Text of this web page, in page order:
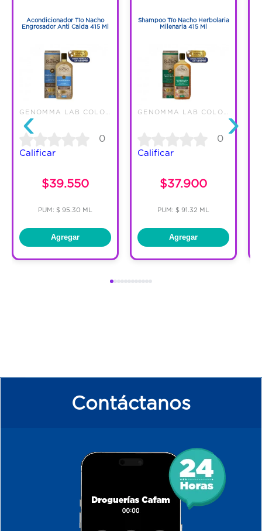
‹
Acondicionador Tío Nacho
Engrosador Anti Caida 415 Ml
0
Calificar
$39.550
PUM: $ 95.30 ML
Agregar
Shampoo Tío Nacho Herbolaria
Milenaria 415 Ml
0
Calificar
$37.900
PUM: $ 91.32 ML
Agregar
›
Contáctanos